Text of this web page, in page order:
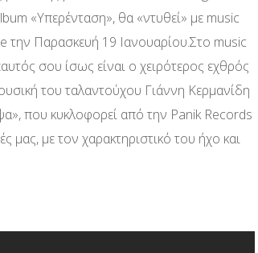
«Υπερένταση», θα «ντυθεί» με music
την Παρασκευή 19 Ιανουαρίου.Στο music
σου ίσως είναι ο χειρότερος εχθρός
του ταλαντούχου Γιάννη Κερμανίδη
που κυκλοφορεί από την Panik Records
μας, με τον χαρακτηριστικό του ήχο και